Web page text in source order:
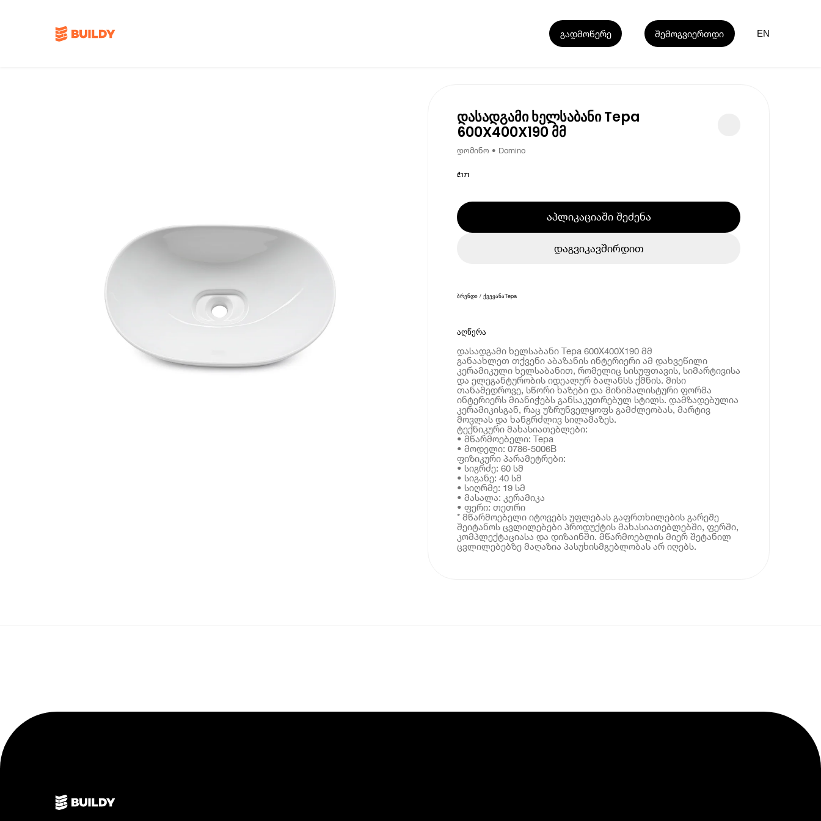
გადმოწერე შემოგვიერთდი EN
დასადგამი ხელსაბანი Tepa
600X400X190 მმ
დომინო • Domino
₾171
აპლიკაციაში შეძენა
დაგვიკავშირდით
ბრენდი / ქვეყანაTepa
აღწერა
დასადგამი ხელსაბანი Tepa 600X400X190 მმ
განაახლეთ თქვენი აბაზანის ინტერიერი ამ დახვეწილი
კერამიკული ხელსაბანით, რომელიც სისუფთავის, სიმარტივისა
და ელეგანტურობის იდეალურ ბალანსს ქმნის. მისი
თანამედროვე, სწორი ხაზები და მინიმალისტური ფორმა
ინტერიერს მიანიჭებს განსაკუთრებულ სტილს. დამზადებულია
კერამიკისგან, რაც უზრუნველყოფს გამძლეობას, მარტივ
მოვლას და ხანგრძლივ სილამაზეს.
ტექნიკური მახასიათებლები:
• მწარმოებელი: Tepa
• მოდელი: 0786-5006B
ფიზიკური პარამეტრები:
• სიგრძე: 60 სმ
• სიგანე: 40 სმ
• სიღრმე: 19 სმ
• მასალა: კერამიკა
• ფერი: თეთრი
* მწარმოებელი იტოვებს უფლებას გაფრთხილების გარეშე
შეიტანოს ცვლილებები პროდუქტის მახასიათებლებში, ფერში,
კომპლექტაციასა და დიზაინში. მწარმოებლის მიერ შეტანილ
ცვლილებებზე მაღაზია პასუხისმგებლობას არ იღებს.